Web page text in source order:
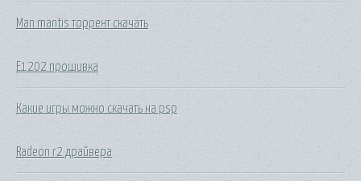
Man mantis торрент скачать
E1202 прошивка
Какие игры можно скачать на psp
Radeon r2 драйвера